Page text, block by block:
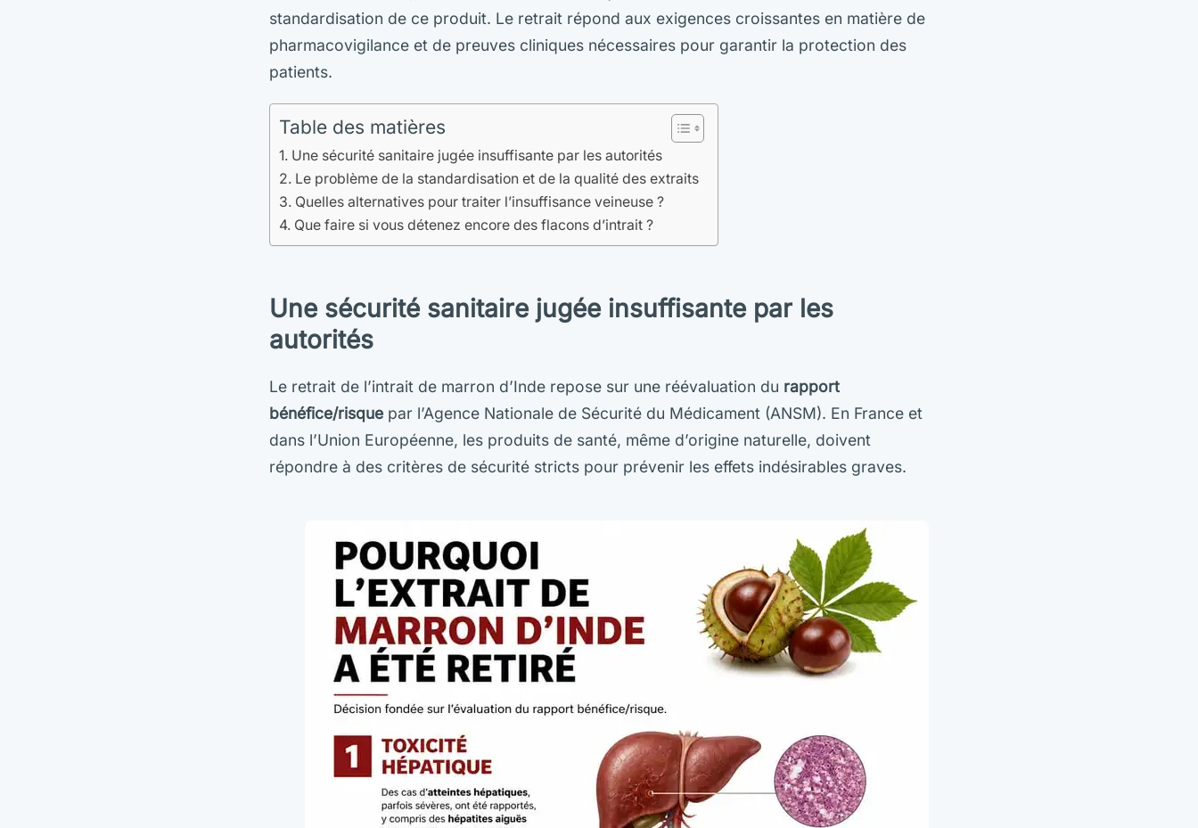
standardisation de ce produit. Le retrait répond aux exigences croissantes en matière de
pharmacovigilance et de preuves cliniques nécessaires pour garantir la protection des
patients.
Table des matières
Une sécurité sanitaire jugée insuffisante par les autorités
Le problème de la standardisation et de la qualité des extraits
Quelles alternatives pour traiter l’insuffisance veineuse ?
Que faire si vous détenez encore des flacons d’intrait ?
Une sécurité sanitaire jugée insuffisante par les
autorités
Le retrait de l’intrait de marron d’Inde repose sur une réévaluation du rapport
bénéfice/risque par l’Agence Nationale de Sécurité du Médicament (ANSM). En France et
dans l’Union Européenne, les produits de santé, même d’origine naturelle, doivent
répondre à des critères de sécurité stricts pour prévenir les effets indésirables graves.